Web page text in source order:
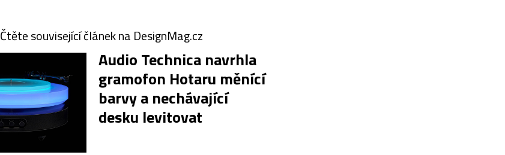
Čtěte související článek na DesignMag.cz
Audio Technica navrhla
gramofon Hotaru měnící
barvy a nechávající
desku levitovat